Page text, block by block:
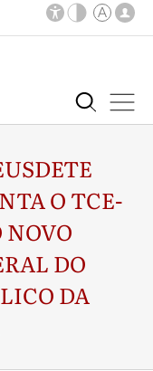
O TCE-
NOVO
DO
DA